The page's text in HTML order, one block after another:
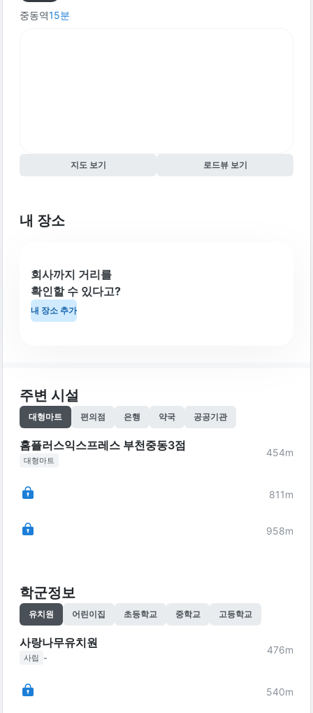
중동역15분
지도 보기 로드뷰 보기
내 장소
회사까지 거리를
확인할 수 있다고?
내 장소 추가
주변 시설
대형마트 편의점 은행 약국 공공기관
홈플러스익스프레스 부천중동3점
대형마트
454m
811m
958m
학군정보
유치원 어린이집 초등학교 중학교 고등학교
사랑나무유치원
사립 -
476m
540m